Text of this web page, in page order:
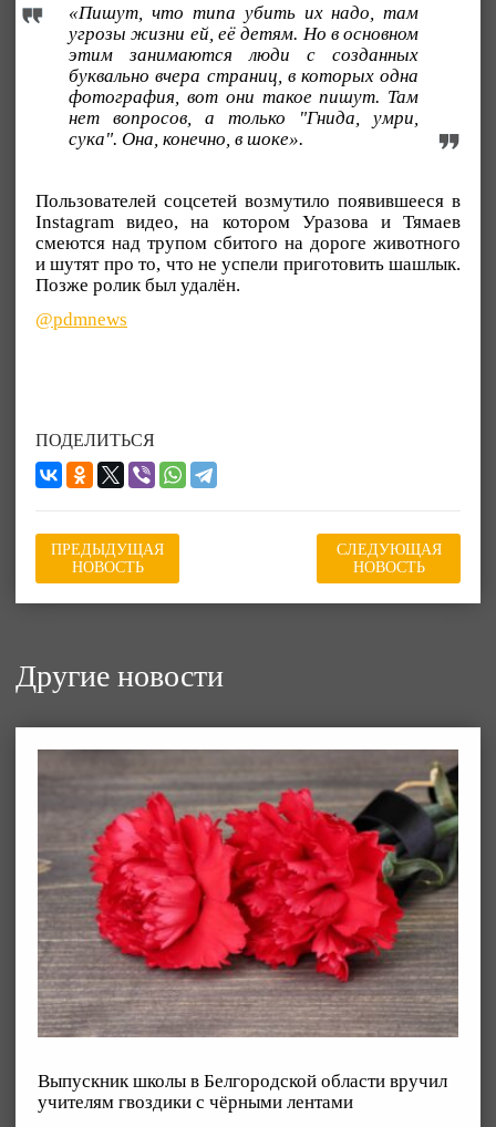
«Пишут, что типа убить их надо, там
угрозы жизни ей, её детям. Но в основном
этим занимаются люди с созданных
буквально вчера страниц, в которых одна
фотография, вот они такое пишут. Там
нет вопросов, а только "Гнида, умри,
сука". Она, конечно, в шоке».
Пользователей соцсетей возмутило появившееся в
Instagram видео, на котором Уразова и Тямаев
смеются над трупом сбитого на дороге животного
и шутят про то, что не успели приготовить шашлык.
Позже ролик был удалён.
@pdmnews
ПОДЕЛИТЬСЯ
ПРЕДЫДУЩАЯ
НОВОСТЬ
СЛЕДУЮЩАЯ
НОВОСТЬ
Другие новости
Выпускник школы в Белгородской области вручил
учителям гвоздики с чёрными лентами